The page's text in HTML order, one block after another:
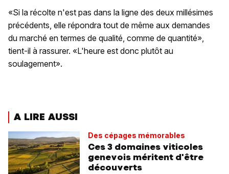
«Si la récolte n'est pas dans la ligne des deux millésimes
précédents, elle répondra tout de même aux demandes
du marché en termes de qualité, comme de quantité»,
tient-il à rassurer. «L'heure est donc plutôt au
soulagement».
A LIRE AUSSI
Des cépages mémorables
Ces 3 domaines viticoles
genevois méritent d'être
découverts